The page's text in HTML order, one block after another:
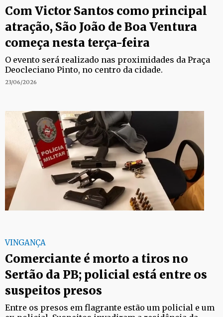
Com Victor Santos como principal
atração, São João de Boa Ventura
começa nesta terça-feira
O evento será realizado nas proximidades da Praça
Deocleciano Pinto, no centro da cidade.
23/06/2026
VINGANÇA
Comerciante é morto a tiros no
Sertão da PB; policial está entre os
suspeitos presos
Entre os presos em flagrante estão um policial e um